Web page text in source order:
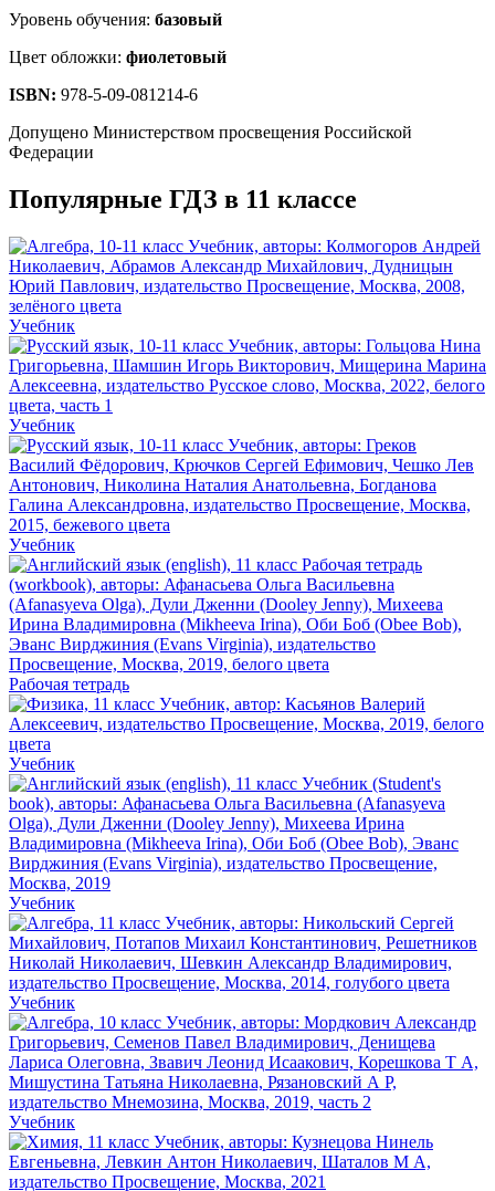
Уровень обучения: базовый
Цвет обложки: фиолетовый
ISBN: 978-5-09-081214-6
Допущено Министерством просвещения Российской
Федерации
Популярные ГДЗ в 11 классе
Учебник
Учебник
Учебник
Рабочая тетрадь
Учебник
Учебник
Учебник
Учебник